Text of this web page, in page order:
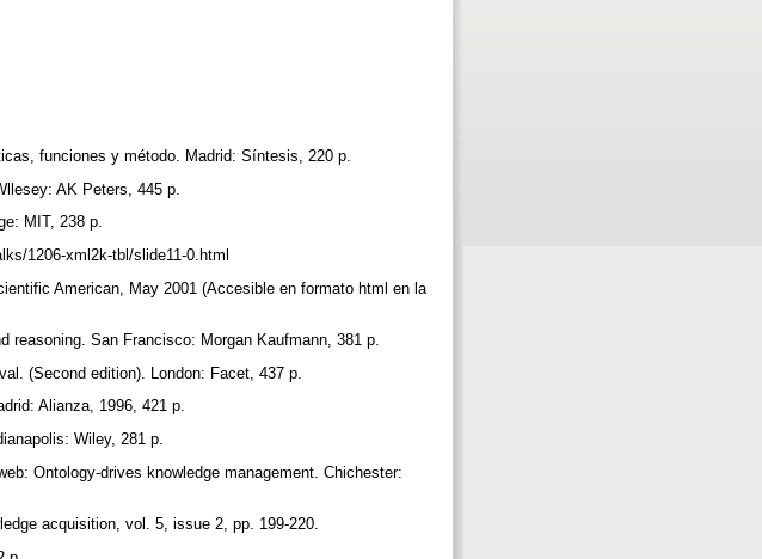
funciones y método. Madrid: Síntesis, 220 p.
AK Peters, 445 p.
MIT, 238 p.
1206-xml2k-tbl/slide11-0.html
American, May 2001 (Accesible en formato html en la
reasoning. San Francisco: Morgan Kaufmann, 381 p.
(Second edition). London: Facet, 437 p.
Alianza, 1996, 421 p.
Wiley, 281 p.
Ontology-drives knowledge management. Chichester:
acquisition, vol. 5, issue 2, pp. 199-220.